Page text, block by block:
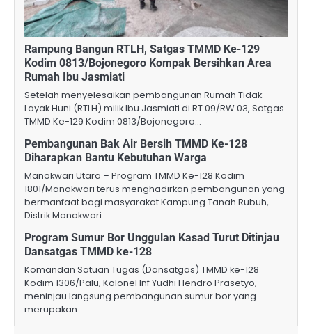
Rampung Bangun RTLH, Satgas TMMD Ke-129
Kodim 0813/Bojonegoro Kompak Bersihkan Area
Rumah Ibu Jasmiati
Setelah menyelesaikan pembangunan Rumah Tidak
Layak Huni (RTLH) milik Ibu Jasmiati di RT 09/RW 03, Satgas
TMMD Ke-129 Kodim 0813/Bojonegoro…
Pembangunan Bak Air Bersih TMMD Ke-128
Diharapkan Bantu Kebutuhan Warga
Manokwari Utara – Program TMMD Ke-128 Kodim
1801/Manokwari terus menghadirkan pembangunan yang
bermanfaat bagi masyarakat Kampung Tanah Rubuh,
Distrik Manokwari…
Program Sumur Bor Unggulan Kasad Turut Ditinjau
Dansatgas TMMD ke-128
Komandan Satuan Tugas (Dansatgas) TMMD ke-128
Kodim 1306/Palu, Kolonel Inf Yudhi Hendro Prasetyo,
meninjau langsung pembangunan sumur bor yang
merupakan…